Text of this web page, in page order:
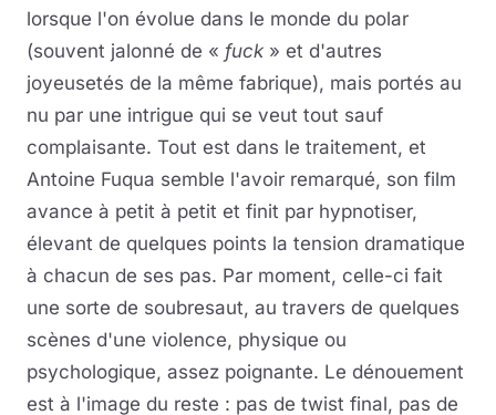
lorsque l'on évolue dans le monde du polar
(souvent jalonné de « fuck » et d'autres
joyeusetés de la même fabrique), mais portés au
nu par une intrigue qui se veut tout sauf
complaisante. Tout est dans le traitement, et
Antoine Fuqua semble l'avoir remarqué, son film
avance à petit à petit et finit par hypnotiser,
élevant de quelques points la tension dramatique
à chacun de ses pas. Par moment, celle-ci fait
une sorte de soubresaut, au travers de quelques
scènes d'une violence, physique ou
psychologique, assez poignante. Le dénouement
est à l'image du reste : pas de twist final, pas de